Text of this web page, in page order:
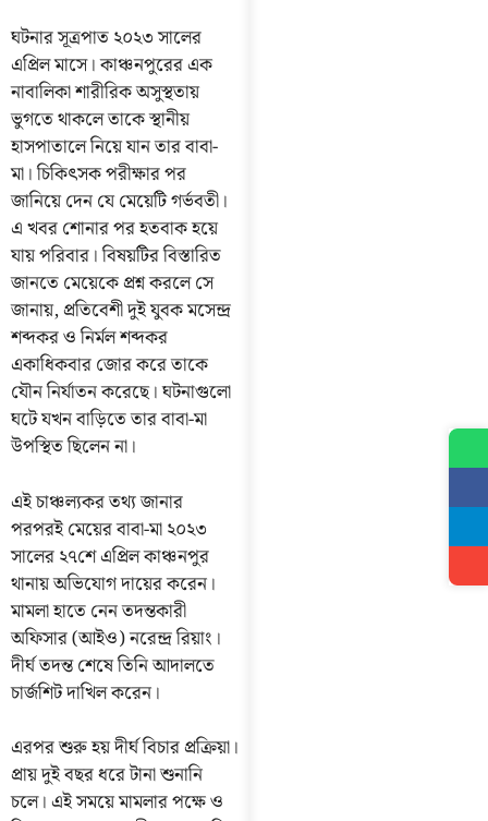
ঘটনার সূত্রপাত ২০২৩ সালের
এপ্রিল মাসে। কাঞ্চনপুরের এক
নাবালিকা শারীরিক অসুস্থতায়
ভুগতে থাকলে তাকে স্থানীয়
হাসপাতালে নিয়ে যান তার বাবা-
মা। চিকিৎসক পরীক্ষার পর
জানিয়ে দেন যে মেয়েটি গর্ভবতী।
এ খবর শোনার পর হতবাক হয়ে
যায় পরিবার। বিষয়টির বিস্তারিত
জানতে মেয়েকে প্রশ্ন করলে সে
জানায়, প্রতিবেশী দুই যুবক মসেন্দ্র
শব্দকর ও নির্মল শব্দকর
একাধিকবার জোর করে তাকে
যৌন নির্যাতন করেছে। ঘটনাগুলো
ঘটে যখন বাড়িতে তার বাবা-মা
উপস্থিত ছিলেন না।
এই চাঞ্চল্যকর তথ্য জানার
পরপরই মেয়ের বাবা-মা ২০২৩
সালের ২৭শে এপ্রিল কাঞ্চনপুর
থানায় অভিযোগ দায়ের করেন।
মামলা হাতে নেন তদন্তকারী
অফিসার (আইও) নরেন্দ্র রিয়াং।
দীর্ঘ তদন্ত শেষে তিনি আদালতে
চার্জশিট দাখিল করেন।
এরপর শুরু হয় দীর্ঘ বিচার প্রক্রিয়া।
প্রায় দুই বছর ধরে টানা শুনানি
চলে। এই সময়ে মামলার পক্ষে ও